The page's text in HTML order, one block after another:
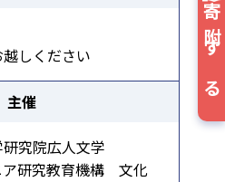
寄附する
しください
主催
究院広人文学
ア研究教育機構 文化